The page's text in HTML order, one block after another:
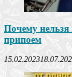
Почему
припоем
15.02.2023